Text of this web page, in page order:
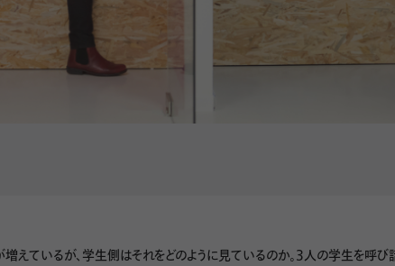
えているが、学生側はそれをどのように見ているのか。3人の学生を呼び